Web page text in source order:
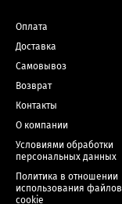
Оплата
Доставка
Самовывоз
Возврат
Контакты
О компании
Условиями обработки
персональных данных
Политика в отношении
использования файлов
cookie